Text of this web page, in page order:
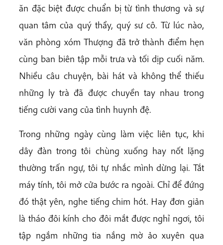
ăn đặc biệt được chuẩn bị từ tình thương và sự
quan tâm của quý thầy, quý sư cô. Từ lúc nào,
văn phòng xóm Thượng đã trở thành điểm hẹn
cùng ban biên tập mỗi trưa và tối dịp cuối năm.
Nhiều câu chuyện, bài hát và không thể thiếu
những ly trà đã được chuyền tay nhau trong
tiếng cười vang của tình huynh đệ.
Trong những ngày cùng làm việc liên tục, khi
dây đàn trong tôi chùng xuống hay nốt lặng
thường trấn ngự, tôi tự nhắc mình dừng lại. Tắt
máy tính, tôi mở cửa bước ra ngoài. Chỉ để đứng
đó thật yên, nghe tiếng chim hót. Hay đơn giản
là tháo đôi kính cho đôi mắt được nghỉ ngơi, tôi
tập ngắm những tia nắng mờ ảo xuyên qua